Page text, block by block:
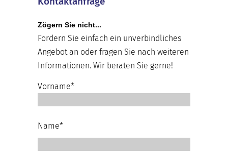
Zögern Sie nicht...
Fordern Sie einfach ein unverbindliches
Angebot an oder fragen Sie nach weiteren
Informationen. Wir beraten Sie gerne!
Vorname*
Name*